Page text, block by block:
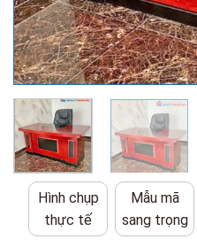
Hình chụp
thực tế
Mẫu mã
sang trọng